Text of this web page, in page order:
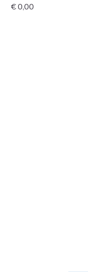
Prijs
€ 0,00